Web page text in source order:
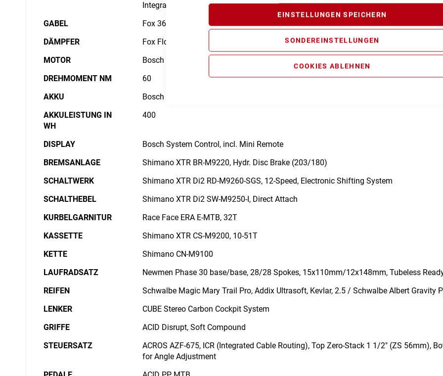
EINSTELLUNGEN SPEICHERN
SONDEREINSTELLUNGEN
COOKIES ABLEHNEN
Integrated Battery, Advanced Internal Cable Routing
GABEL
Fox 36 Float SL Factory GRIPX2, Tapered, 15x110mm, 140mm
DÄMPFER
Fox Float Factory, 210x55mm, Adjustable LSC/LSR w/ 2-Pos. Lever
MOTOR
Bosch Drive Unit Performance SX max. 60Nm (BDU31)
DREHMOMENT NM
60
AKKU
Bosch CompactTube 400
AKKULEISTUNG IN
WH
400
DISPLAY
Bosch System Control, incl. Mini Remote
BREMSANLAGE
Shimano XTR BR-M9220, Hydr. Disc Brake (203/180)
SCHALTWERK
Shimano XTR Di2 RD-M9260-SGS, 12-Speed, Electronic Shifting System
SCHALTHEBEL
Shimano XTR Di2 SW-M9250-I, Direct Attach
KURBELGARNITUR
Race Face ERA E-MTB, 32T
KASSETTE
Shimano XTR CS-M9200, 10-51T
KETTE
Shimano CN-M9100
LAUFRADSATZ
Newmen Phase 30 base/base, 28/28 Spokes, 15x110mm/12x148mm, Tubeless
REIFEN
Schwalbe Magic Mary Trail Pro, Addix Ultrasoft, Kevlar, 2.5 / Schwalbe Albert Gravity
LENKER
CUBE Stereo Carbon Cockpit System
GRIFFE
ACID Disrupt, Soft Compound
STEUERSATZ
ACROS AZF-675, ICR (Integrated Cable Routing), Top Zero-Stack 1 1/2" (ZS 56mm),
for Angle Adjustment